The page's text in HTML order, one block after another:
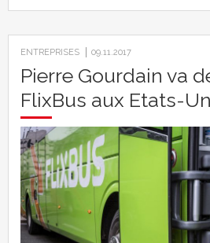
ENTREPRISES 09.11.2017
Pierre Gourdain va
FlixBus aux Etats-